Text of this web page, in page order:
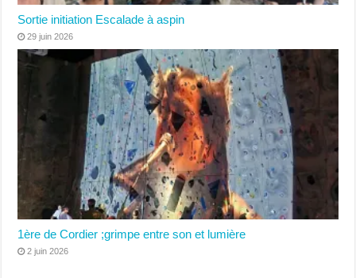
Sortie initiation Escalade à aspin
29 juin 2026
1ère de Cordier ;grimpe entre son et lumière
2 juin 2026